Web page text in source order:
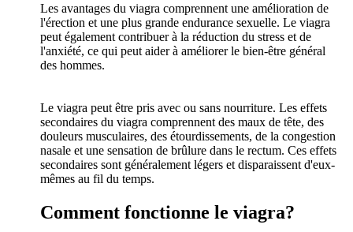
Les avantages du viagra comprennent une amélioration de
l'érection et une plus grande endurance sexuelle. Le viagra
peut également contribuer à la réduction du stress et de
l'anxiété, ce qui peut aider à améliorer le bien-être général
des hommes.
Le viagra peut être pris avec ou sans nourriture. Les effets
secondaires du viagra comprennent des maux de tête, des
douleurs musculaires, des étourdissements, de la congestion
nasale et une sensation de brûlure dans le rectum. Ces effets
secondaires sont généralement légers et disparaissent d'eux-
mêmes au fil du temps.
Comment fonctionne le viagra?